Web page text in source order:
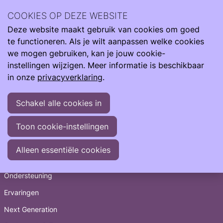
Zoeken
Er is iets foutgegaan met de betaling. Probeer het nog een
keer of neemcontact met ons op.
Snel naar
Informatie
Ondersteuning
Ervaringen
Next Generation
COOKIES OP DEZE WEBSITE
Deze website maakt gebruik van cookies om goed
te functioneren. Als je wilt aanpassen welke cookies
we mogen gebruiken, kan je jouw cookie-
instellingen wijzigen. Meer informatie is beschikbaar
in onze privacyverklaring.
Schakel alle cookies in
Toon cookie-instellingen
Alleen essentiële cookies